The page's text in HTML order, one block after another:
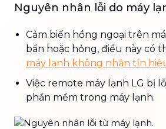
Nguyên nhân lỗi do máy
Cảm biến hồng ngoại trên
bẩn hoặc hỏng, điều này có
máy lạnh không nhận tín
Việc remote máy lạnh LG bị
phần mềm trong máy lạnh.